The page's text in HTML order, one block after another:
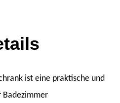
ist eine praktische und
Badezimmer